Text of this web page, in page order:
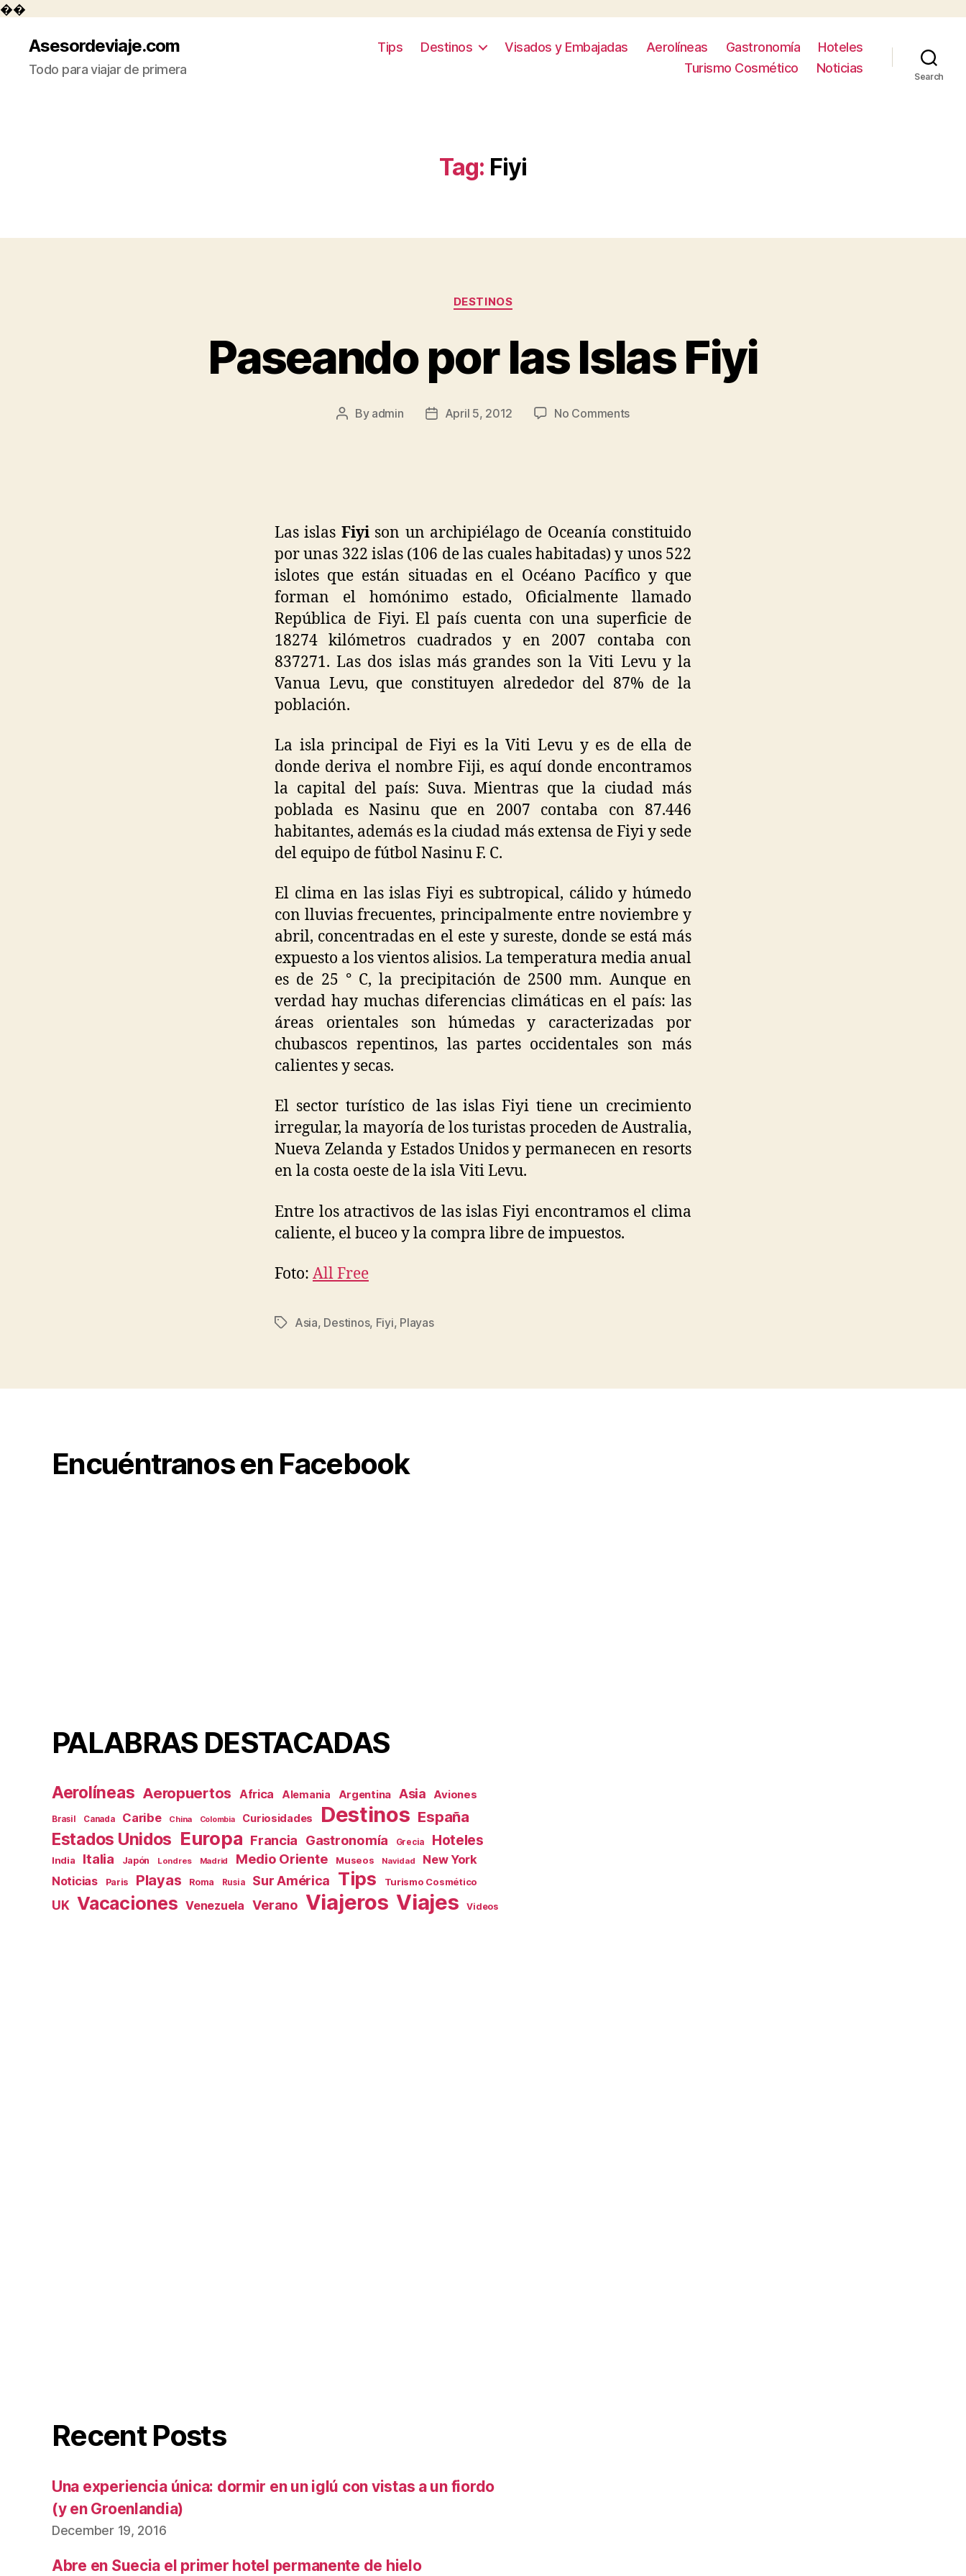
��
Asesordeviaje.com
Todo para viajar de primera
Tips Destinos Visados y Embajadas Aerolíneas Gastronomía
Hoteles
Turismo Cosmético
Noticias
Search
Tag: Fiyi
Categories
DESTINOS
Paseando por las Islas Fiyi
Post
By admin
PostApril 5, 2012 No Commentson
Las islas Fiyison un archipiélago de Oceanía constituido
por unas 322 islas (106 de las cuales habitadas) y unos 522
islotes que están situadas en el Océano Pacífico y que
forman el homónimo estado, Oficialmente llamado
República de Fiyi. El país cuenta con una superficie de
18274 kilómetros cuadrados y en 2007 contaba con
837271. Las dos islas más grandes son la Viti Levu y la
Vanua Levu, que constituyen alrededor del 87% de la
población.
La isla principal de Fiyi es la Viti Levu y es de ella de
donde deriva el nombre Fiji, es aquí donde encontramos
la capital del país: Suva. Mientras que la ciudad más
poblada es Nasinu que en 2007 contaba con 87.446
habitantes, además es la ciudad más extensa de Fiyi y sede
del equipo de fútbol Nasinu F. C.
El clima en las islas Fiyi es subtropical, cálido y húmedo
con lluvias frecuentes, principalmente entre noviembre y
abril, concentradas en el este y sureste, donde se está más
expuesto a los vientos alisios. La temperatura media anual
es de 25 ° C, la precipitación de 2500 mm. Aunque en
verdad hay muchas diferencias climáticas en el país: las
áreas orientales son húmedas y caracterizadas por
chubascos repentinos, las partes occidentales son más
calientes y secas.
El sector turístico de las islas Fiyi tiene un crecimiento
irregular, la mayoría de los turistas proceden de Australia,
Nueva Zelanda y Estados Unidos y permanecen en resorts
en la costa oeste de la isla Viti Levu.
Entre los atractivos de las islas Fiyi encontramos el clima
caliente, el buceo y la compra libre de impuestos.
Foto: All Free
TagsAsia, Destinos, Fiyi, Playas
Encuéntranos en Facebook
PALABRAS DESTACADAS
Aerolíneas Aeropuertos Africa Alemania Argentina Asia Aviones
Brasil Canada Caribe China Colombia Curiosidades Destinos España
Estados Unidos Europa Francia Gastronomía Grecia Hoteles
India Italia Japón Londres Madrid Medio Oriente Museos Navidad
New York
Noticias
Paris Playas Roma Rusia Sur América Tips Turismo Cosmético
UK Vacaciones Venezuela Verano Viajeros Viajes Videos
Recent Posts
Una experiencia única: dormir en un iglú con vistas a un fiordo
(y en Groenlandia)
December 19, 2016
Abre en Suecia el primer hotel permanente de hielo